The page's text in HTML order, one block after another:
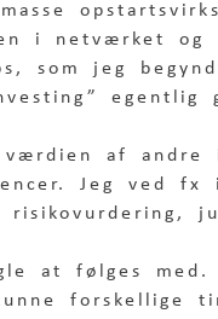
i netværket og
som jeg
af andre
Jeg ved
risikovurdering,
at følges
forskellige